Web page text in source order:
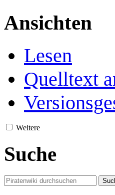
Ansichten
Lesen
Quelltext
Weitere
Suche